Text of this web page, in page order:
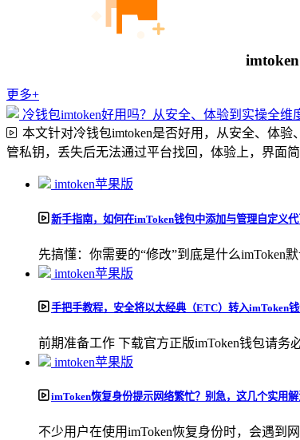
更多+
冷钱包imtoken好用吗？从安全、体验到实操全维
本文针对冷钱包imtoken是否好用，从安全、体
管私钥，丢失后无法通过平台找回，体验上，界面
imtoken苹果版
新手指南，如何在imToken钱包中添加与管理自定义
先搞懂：你需要的“修改”到底是什么imToken
imtoken苹果版
手把手教程，安全将以太经典（ETC）转入imToken
前期准备工作 下载官方正版imToken钱包请务
imtoken苹果版
imToken恢复身份提示网络繁忙？别急，这几个实用
不少用户在使用imToken恢复身份时，会遇到